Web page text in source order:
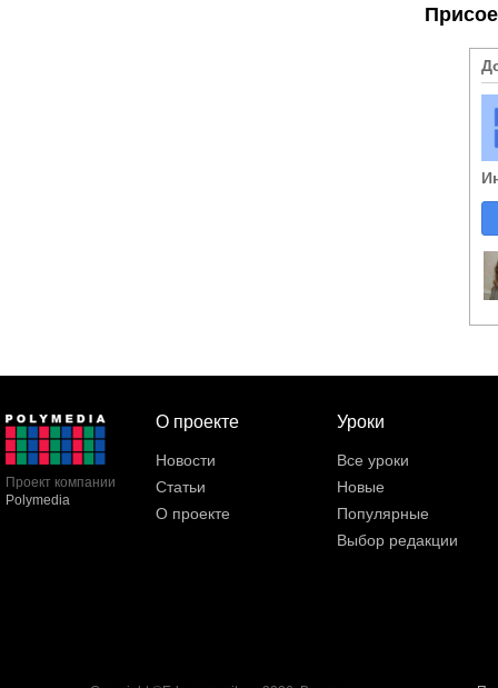
Проект компании
Polymedia
О проекте
Новости
Статьи
О проекте
Уроки
Все уроки
Новые
Популярные
Выбор редакции